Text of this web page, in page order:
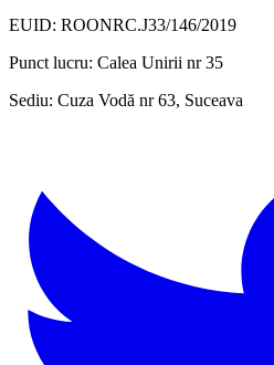
EUID: ROONRC.J33/146/2019
Punct lucru: Calea Unirii nr 35
Sediu: Cuza Vodă nr 63, Suceava